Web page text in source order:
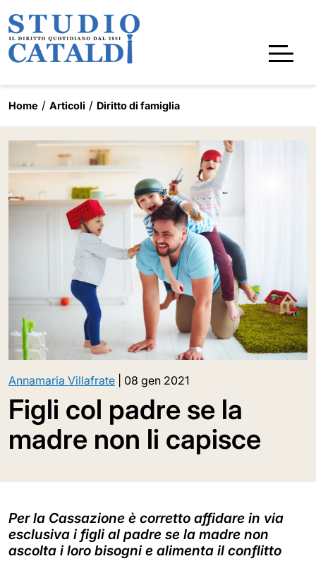
Home Articoli Diritto di famiglia
Annamaria Villafrate 08 gen 2021
Figli col padre se la
madre non li capisce
Per la Cassazione è corretto affidare in via
esclusiva i figli al padre se la madre non
ascolta i loro bisogni e alimenta il conflitto